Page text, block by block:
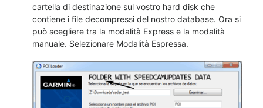
cartella di destinazione sul vostro hard disk che
contiene i file decompressi del nostro database. Ora si
può scegliere tra la modalità Express e la modalità
manuale. Selezionare Modalità Espressa.